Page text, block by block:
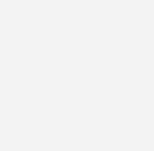
2183 Aussteller aus